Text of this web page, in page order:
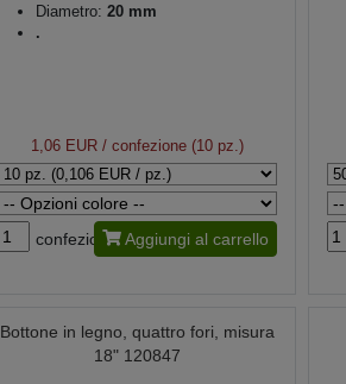
Diametro: 20 mm
.
1,06 EUR/ confezione (10 pz.)
confezione Aggiungi al carrello
Bottone in legno, quattro fori, misura
18" 120847